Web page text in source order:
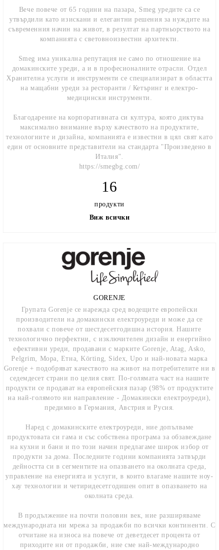
Вече повече от 65 години на пазара, Smeg уредите са се
утвърдили като изискани и елегантни решения за нуждите на
съвременния начин на живот, в резултат на партньорството на
компанията с световноизвестни архитекти.
Smeg има уникална репутация не само по отношение на
домакинските уреди, а и в професионалните отрасли. Отдел
Хранителна услуги и инструменти се специализират в областта
на мащабни уреди за ресторанти / Кетъринг и електро-
медицински инструменти.
Благодарение на корпоративната си култура, която диктува
максимално внимание върху качеството на продуктите,
технологиите и дизайна, компанията е известни в цял свят като
един от основните представители на стандарта "Произведено в
Италия".
https://smegbg.com/
16
продукти
Виж всички
GORENJE
Групата Gorenje се нарежда сред водещите европейски
производители на домакински електроуреди и може да се
похвали с повече от шестдесетгодишна история. Нашите
технологично перфектни, с изключителен дизайн и енергийно
ефективни уреди, продавани с марките Gorenje, Atag, Asko,
Pelgrim, Мора, Етна, Körting, Sidex, Upo и най-новата марка
Gorenje + подобряват качеството на живот на потребителите ни в
седемдесет страни по целия свят. По-голямата част на нашите
продукти се продават на европейския пазар (98% от продуктите
на най-голямoто ни направление - Домакински електроуреди),
предимно в Германия, Австрия и Русия.
Наред с домакинските електроуреди, ние допълваме
продуктовата си гама и със собствена програма за обзавеждане
на кухни и бани и по този начин предлагаме широк избор от
продукти за дома. Последните години компанията затвърди
дейността си в сегментите на опазването на околната среда,
управление на енергията и услуги, в които влагаме нашите ноу-
хау технологии и четиридесетгодишен опит в опазването на
околната среда.
В продължение на почти половин век, ние разширяваме
международната ни мрежа за продажби по всички континенти. С
отчитане на износа на повече от деветдесет процента от
приходите ни от продажби, ние сме най-международно